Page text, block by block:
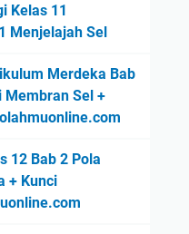
Kelas 11
Menjelajah Sel
Merdeka Bab
Sel +
12 Bab 2 Pola
+ Kunci